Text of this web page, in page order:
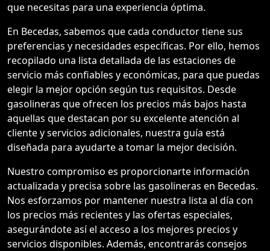
que necesitas para una experiencia óptima.
En Becedas, sabemos que cada conductor tiene sus
preferencias y necesidades específicas. Por ello, hemos
recopilado una lista detallada de las estaciones de
servicio más confiables y económicas, para que puedas
elegir la mejor opción según tus requisitos. Desde
gasolineras que ofrecen los precios más bajos hasta
aquellas que destacan por su excelente atención al
cliente y servicios adicionales, nuestra guía está
diseñada para ayudarte a tomar la mejor decisión.
Nuestro compromiso es proporcionarte información
actualizada y precisa sobre las gasolineras en Becedas.
Nos esforzamos por mantener nuestra lista al día con
los precios más recientes y las ofertas especiales,
asegurándote así el acceso a los mejores precios y
servicios disponibles. Además, encontrarás consejos